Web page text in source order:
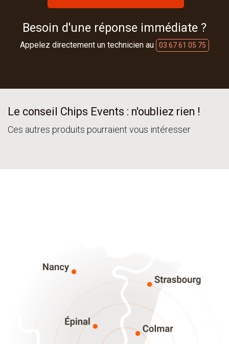
Besoin d'une réponse immédiate ?
Appelez directement un technicien au 03 67 61 05 75
Le conseil Chips Events : n'oubliez rien !
Ces autres produits pourraient vous intéresser